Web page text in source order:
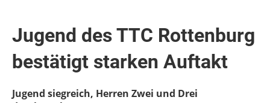
Jugend des TTC Rottenburg
bestätigt starken Auftakt
Jugend siegreich, Herren Zwei und Drei